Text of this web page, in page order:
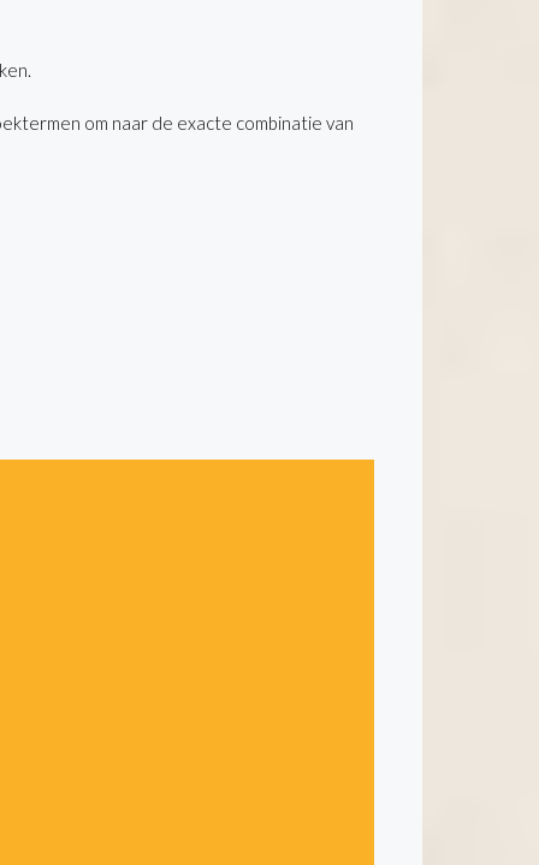
om naar de exacte combinatie van